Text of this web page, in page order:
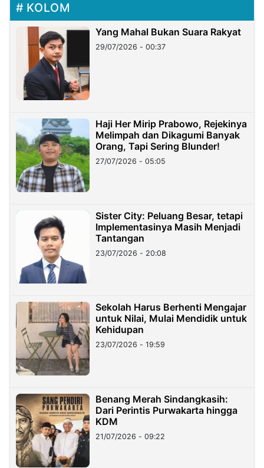
KOLOM
Yang Mahal Bukan Suara Rakyat
29/07/2026 - 00:37
Haji Her Mirip Prabowo, Rejekinya
Melimpah dan Dikagumi Banyak
Orang, Tapi Sering Blunder!
27/07/2026 - 05:05
Sister City: Peluang Besar, tetapi
Implementasinya Masih Menjadi
Tantangan
23/07/2026 - 20:08
Sekolah Harus Berhenti Mengajar
untuk Nilai, Mulai Mendidik untuk
Kehidupan
23/07/2026 - 19:59
Benang Merah Sindangkasih:
Dari Perintis Purwakarta hingga
KDM
21/07/2026 - 09:22